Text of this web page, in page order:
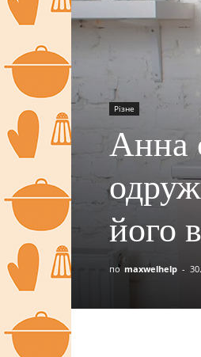
Різне
Анна
його
по maxwelhelp -